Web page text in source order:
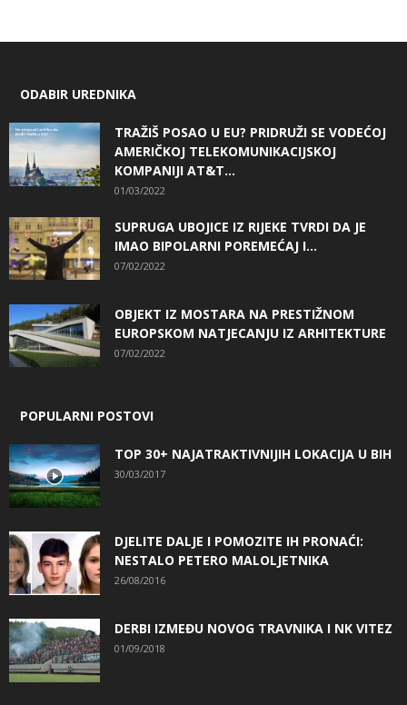
ODABIR UREDNIKA
TRAŽIŠ POSAO U EU? PRIDRUŽI SE VODEĆOJ
AMERIČKOJ TELEKOMUNIKACIJSKOJ
KOMPANIJI AT&T...
01/03/2022
SUPRUGA UBOJICE IZ RIJEKE TVRDI DA JE
IMAO BIPOLARNI POREMEĆAJ I...
07/02/2022
OBJEKT IZ MOSTARA NA PRESTIŽNOM
EUROPSKOM NATJECANJU IZ ARHITEKTURE
07/02/2022
POPULARNI POSTOVI
TOP 30+ NAJATRAKTIVNIJIH LOKACIJA U BIH
30/03/2017
DJELITE DALJE I POMOZITE IH PRONAĆI:
NESTALO PETERO MALOLJETNIKA
26/08/2016
DERBI IZMEĐU NOVOG TRAVNIKA I NK VITEZ
01/09/2018